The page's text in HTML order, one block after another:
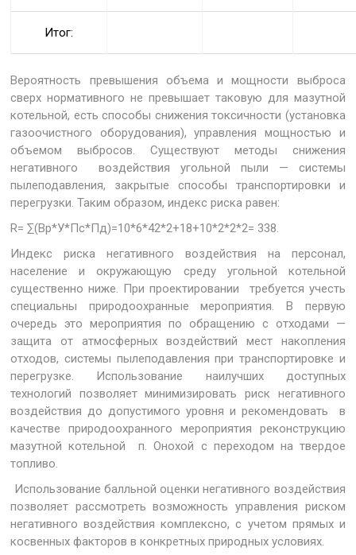
Итог:
Вероятность превышения объема и мощности выброса
сверх нормативного не превышает таковую для мазутной
котельной, есть способы снижения токсичности (установка
газоочистного оборудования), управления мощностью и
объемом выбросов. Существуют методы снижения
негативного воздействия угольной пыли — системы
пылеподавления, закрытые способы транспортировки и
перегрузки. Таким образом, индекс риска равен:
R= ∑(Вр*У*Пс*Пд)=10*6*42*2+18+10*2*2*2= 338.
Индекс риска негативного воздействия на персонал,
население и окружающую среду угольной котельной
существенно ниже. При проектировании требуется учесть
специальны природоохранные мероприятия. В первую
очередь это мероприятия по обращению с отходами —
защита от атмосферных воздействий мест накопления
отходов, системы пылеподавления при транспортировке и
перегрузке. Использование наилучших доступных
технологий позволяет минимизировать риск негативного
воздействия до допустимого уровня и рекомендовать в
качестве природоохранного мероприятия реконструкцию
мазутной котельной п. Онохой с переходом на твердое
топливо.
Использование балльной оценки негативного воздействия
позволяет рассмотреть возможность управления риском
негативного воздействия комплексно, с учетом прямых и
косвенных факторов в конкретных природных условиях.